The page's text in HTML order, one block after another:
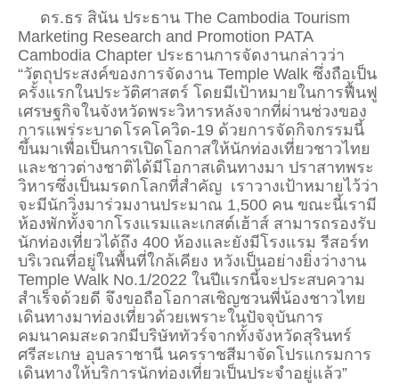
ดร.ธร สินัน ประธาน The Cambodia Tourism
Marketing Research and Promotion PATA
Cambodia Chapter ประธานการจัดงานกล่าวว่า
“วัตถุประสงค์ของการจัดงาน Temple Walk ซึ่งถือเป็น
ครั้งแรกในประวัติศาสตร์ โดยมีเป้าหมายในการฟื้นฟู
เศรษฐกิจในจังหวัดพระวิหารหลังจากที่ผ่านช่วงของ
การแพร่ระบาดโรคโควิด-19 ด้วยการจัดกิจกรรมนี้
ขึ้นมาเพื่อเป็นการเปิดโอกาสให้นักท่องเที่ยวชาวไทย
และชาวต่างชาติได้มีโอกาสเดินทางมา ปราสาทพระ
วิหารซึ่งเป็นมรดกโลกที่สำคัญ เราวางเป้าหมายไว้ว่า
จะมีนักวิ่งมาร่วมงานประมาณ 1,500 คน ขณะนี้เรามี
ห้องพักทั้งจากโรงแรมและเกสต์เฮ้าส์ สามารถรองรับ
นักท่องเที่ยวได้ถึง 400 ห้องและยังมีโรงแรม รีสอร์ท
บริเวณที่อยู่ในพื้นที่ใกล้เคียง หวังเป็นอย่างยิ่งว่างาน
Temple Walk No.1/2022 ในปีแรกนี้จะประสบความ
สำเร็จด้วยดี จึงขอถือโอกาสเชิญชวนพี่น้องชาวไทย
เดินทางมาท่องเที่ยวด้วยเพราะในปัจจุบันการ
คมนาคมสะดวกมีบริษัททัวร์จากทั้งจังหวัดสุรินทร์
ศรีสะเกษ อุบลราชานี นครราชสีมาจัดโปรแกรมการ
เดินทางให้บริการนักท่องเที่ยวเป็นประจำอยู่แล้ว”